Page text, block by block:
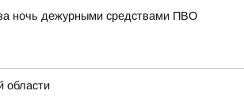
ночь дежурными средствами ПВО
области